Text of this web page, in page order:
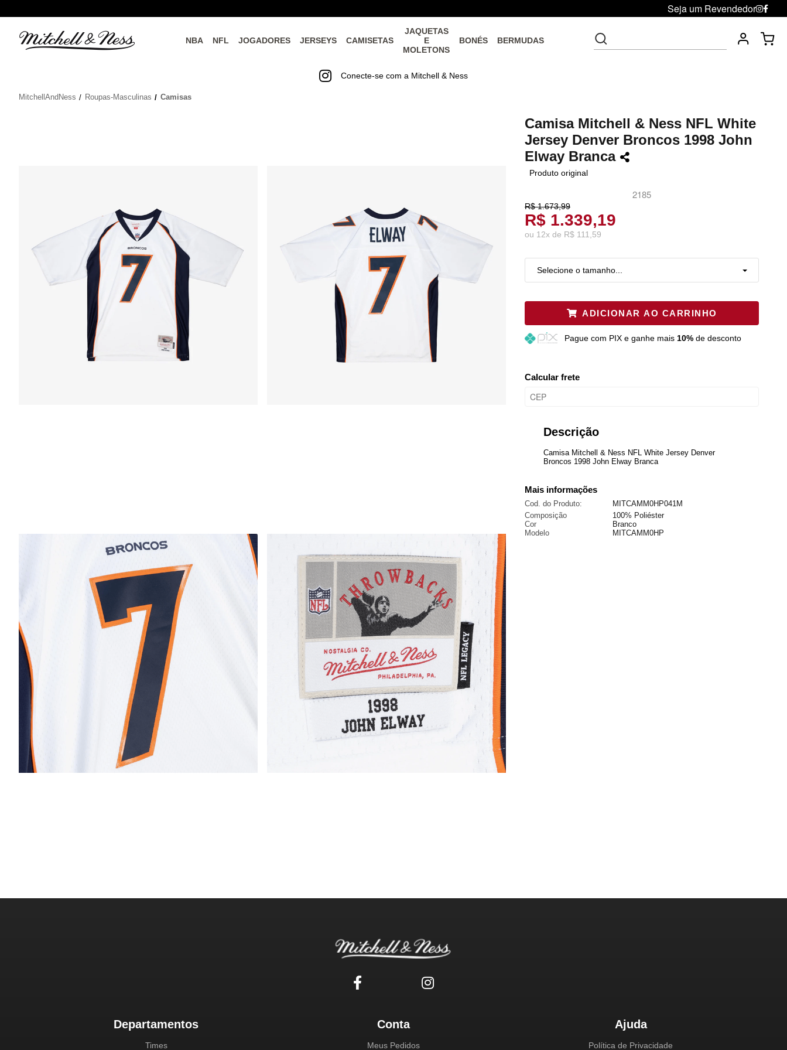
Seja um Revendedor
NBA NFL JOGADORES JERSEYS CAMISETAS
JAQUETAS
E
MOLETONS
BONÉS BERMUDAS
Conecte-se com a Mitchell & Ness
MitchellAndNess Roupas-Masculinas Camisas
Camisa Mitchell & Ness NFL White
Jersey Denver Broncos 1998 John
Elway Branca
Produto original
2185
R$ 1.673,99
R$ 1.339,19
ou 12x de R$ 111,59
Selecione o tamanho...
Restam mais de 6 itens
XL Restam mais de 6 itens
5XL
ADICIONAR AO CARRINHO
Pague com PIX e ganhe mais 10%de desconto
Calcular frete
Descrição
Camisa Mitchell & Ness NFL White Jersey Denver
Broncos 1998 John Elway Branca
Mais informações
Cod. do Produto:
MITCAMM0HP041M
Composição
100% Poliéster
Cor
Branco
Modelo
MITCAMM0HP
Departamentos
Times
Conta
Meus Pedidos
Ajuda
Política de Privacidade